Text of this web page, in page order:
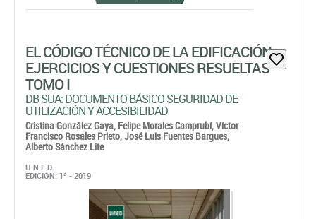
EL CÓDIGO TÉCNICO DE LA EDIFICACIÓN
EJERCICIOS Y CUESTIONES RESUELTAS
TOMO I
DB-SUA: DOCUMENTO BÁSICO SEGURIDAD DE
UTILIZACIÓN Y ACCESIBILIDAD
Cristina González Gaya, Felipe Morales Camprubí,Víctor
Francisco Rosales Prieto,José Luis Fuentes Bargues,
Alberto Sánchez Lite
U.N.E.D.
EDICIÓN: 1ª - 2019